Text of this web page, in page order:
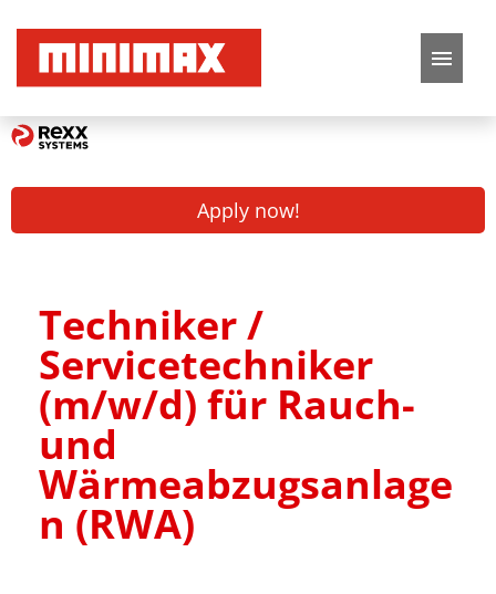
German
Job offers
FAQ
Apply now!
Techniker /
Servicetechniker
(m/w/d) für Rauch-
und
Wärmeabzugsanlage
n (RWA)